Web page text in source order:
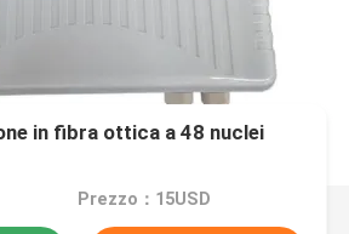
in fibra ottica a 48 nuclei
Prezzo：15USD